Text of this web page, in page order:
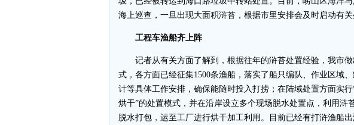
海上巡查，一旦出现大面积浒苔，根据市里安排会及时启动有关
工程车渔船齐上阵
记者从有关方面了解到，根据往年的浒苔处置经验，我市做
式，各方面已经征集1500条渔船，落实了船只编队、作业区域
计等具体工作安排，确保能随时投入打捞；在陆域处置方面实
烘干”的处置模式，并在沿岸设立多个现场脱水处置点，利用浒
脱水打包，运至工厂进行烘干加工利用。目前已经有打浒渔船